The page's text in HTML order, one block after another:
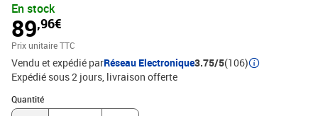
En stock
89,96€
Prix unitaire TTC
Vendu et expédié parRéseau Electronique3.75/5(106)
Expédié sous 2 jours livraison offerte
Quantité
Quantité : 1